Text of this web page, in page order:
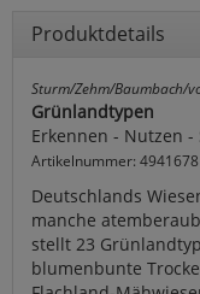
Produktdetails
Sturm/Zehm/Baumbach/
Grünlandtypen
Erkennen - Nutzen -
Artikelnummer: 4941678
Deutschlands
manche
stellt 23
blumenbunte